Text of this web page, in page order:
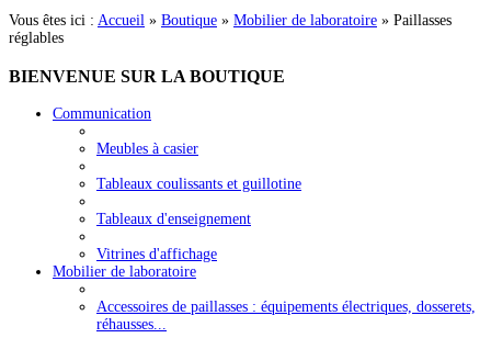
Vous êtes ici : Accueil » Boutique » Mobilier de laboratoire » Paillasses
réglables
BIENVENUE SUR LA BOUTIQUE
Communication
Meubles à casier
Tableaux coulissants et guillotine
Tableaux d'enseignement
Vitrines d'affichage
Mobilier de laboratoire
Accessoires de paillasses : équipements électriques, dosserets,
réhausses...